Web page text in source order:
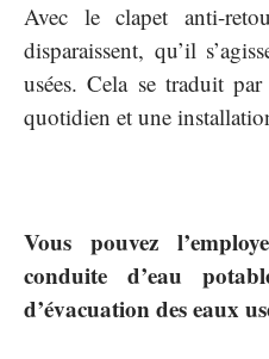
Avec le clapet anti-
disparaissent, qu’il
usées. Cela se traduit
quotidien et une
Vous pouvez
conduite d’eau
d’évacuation des eaux